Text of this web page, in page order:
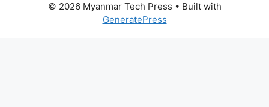
© 2026 Myanmar Tech Press • Built with
GeneratePress